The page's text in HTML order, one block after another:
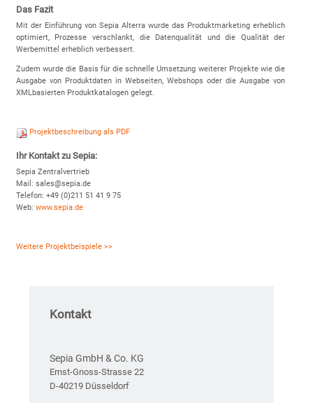
Das Fazit
Mit der Einführung von Sepia Alterra wurde das Produktmarketing erheblich
optimiert, Prozesse verschlankt, die Datenqualität und die Qualität der
Werbemittel erheblich verbessert.
Zudem wurde die Basis für die schnelle Umsetzung weiterer Projekte wie die
Ausgabe von Produktdaten in Webseiten, Webshops oder die Ausgabe von
XMLbasierten Produktkatalogen gelegt.
Projektbeschreibung als PDF
Ihr Kontakt zu Sepia:
Sepia Zentralvertrieb
Mail: sales@sepia.de
Telefon: +49 (0)211 51 41 9 75
Web: www.sepia.de
Weitere Projektbeispiele >>
Kontakt
Sepia GmbH & Co. KG
Ernst-Gnoss-Strasse 22
D-40219 Düsseldorf